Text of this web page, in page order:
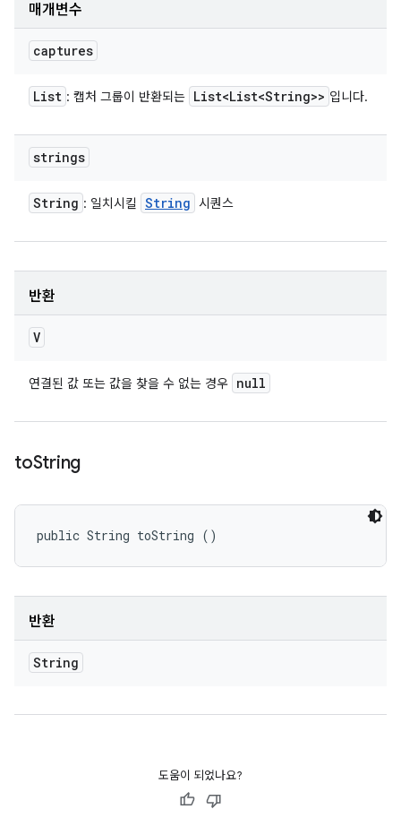
매개변수
captures
List : 캡처 그룹이 반환되는 List<List<String>> 입니다.
strings
String : 일치시킬 String 시퀀스
반환
V
연결된 값 또는 값을 찾을 수 없는 경우 null
toString
public String toString ()
반환
String
도움이 되었나요?